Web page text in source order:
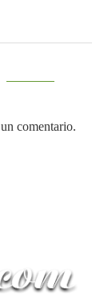
comentario.